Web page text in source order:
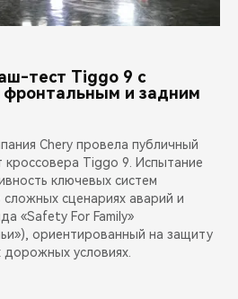
тест Tiggo 9 с
и задним
Chery провела публичный
кроссовера Tiggo 9. Испытание
ключевых систем
сценариях аварий и
«Safety For Family»
ориентированный на защиту
условиях.